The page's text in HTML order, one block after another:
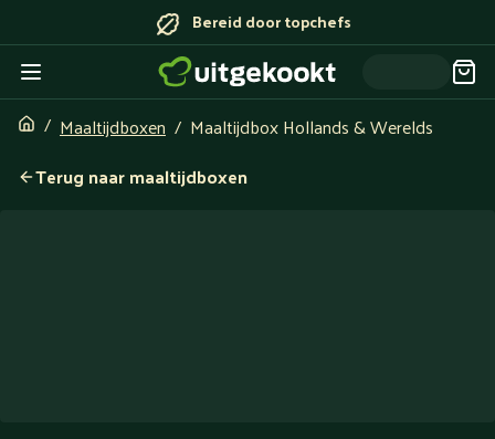
Bereid door topchefs
Maaltijdboxen
Maaltijdbox Hollands & Werelds
Terug naar maaltijdboxen